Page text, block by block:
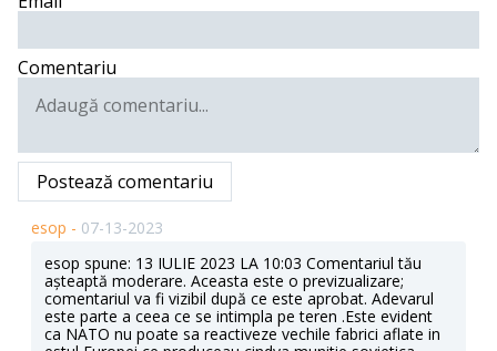
Comentariu
Postează comentariu
esop - 07-13-2023
esop spune: 13 IULIE 2023 LA 10:03 Comentariul tău
așteaptă moderare. Aceasta este o previzualizare;
comentariul va fi vizibil după ce este aprobat. Adevarul
este parte a ceea ce se intimpla pe teren .Este evident
ca NATO nu poate sa reactiveze vechile fabrici aflate in